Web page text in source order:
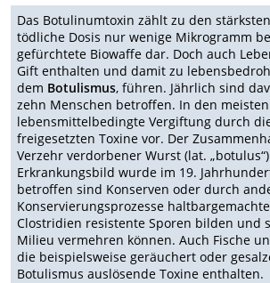
Das Botulinumtoxin zählt zu den
tödliche Dosis nur wenige Mikrogramm
gefürchtete Biowaffe dar. Doch auch
Gift enthalten und damit zu
dem Botulismus, führen. Jährlich sind
zehn Menschen betroffen. In den
lebensmittelbedingte Vergiftung durch
freigesetzten Toxine vor. Der
Verzehr verdorbener Wurst (lat.
Erkrankungsbild wurde im 19.
betroffen sind Konserven oder durch
Konservierungsprozesse
Clostridien resistente Sporen bilden und
Milieu vermehren können. Auch Fische
die beispielsweise geräuchert oder
Botulismus auslösende Toxine enthalten.